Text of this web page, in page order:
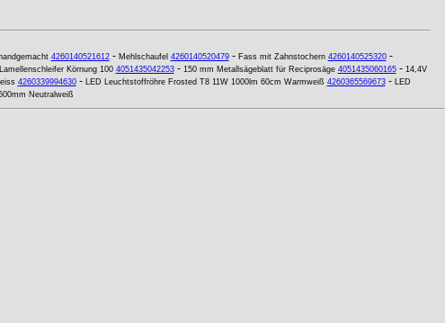
4260140521612- Mehlschaufel 4260140520479- Fass mit Zahnstochern 4260140525320-
Körnung 100 4051435042253- 150 mm Metallsägeblatt für Reciprosäge 4051435060165- 14,4V
4260339994630- LED Leuchtstoffröhre Frosted T8 11W 1000lm 60cm Warmweiß 4260365569673- LED
Neutralweiß